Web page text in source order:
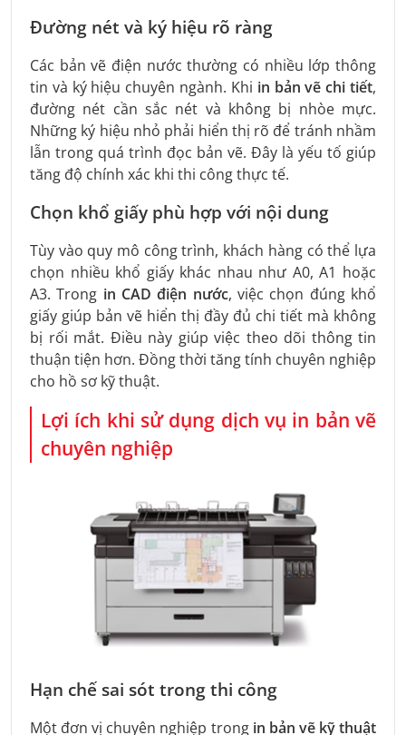
Đường nét và ký hiệu rõ ràng
Các bản vẽ điện nước thường có nhiều lớp thông
tin và ký hiệu chuyên ngành. Khi in bản vẽ chi tiết,
đường nét cần sắc nét và không bị nhòe mực.
Những ký hiệu nhỏ phải hiển thị rõ để tránh nhầm
lẫn trong quá trình đọc bản vẽ. Đây là yếu tố giúp
tăng độ chính xác khi thi công thực tế.
Chọn khổ giấy phù hợp với nội dung
Tùy vào quy mô công trình, khách hàng có thể lựa
chọn nhiều khổ giấy khác nhau như A0, A1 hoặc
A3. Trong in CAD điện nước, việc chọn đúng khổ
giấy giúp bản vẽ hiển thị đầy đủ chi tiết mà không
bị rối mắt. Điều này giúp việc theo dõi thông tin
thuận tiện hơn. Đồng thời tăng tính chuyên nghiệp
cho hồ sơ kỹ thuật.
Lợi ích khi sử dụng dịch vụ in bản vẽ
chuyên nghiệp
Hạn chế sai sót trong thi công
Một đơn vị chuyên nghiệp trong in bản vẽ kỹ thuật